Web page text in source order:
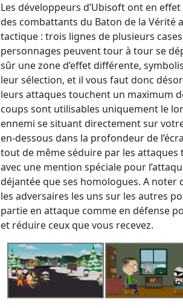
Les développeurs d’Ubisoft ont en
des combattants du Baton de la Vérité
tactique : trois lignes de plusieurs
personnages peuvent tour à tour se
sûr une zone d’effet différente,
leur sélection, et il vous faut donc
leurs attaques touchent un maximum
coups sont utilisables uniquement le
ennemi se situant directement sur
en-dessous dans la profondeur de
tout de même séduire par les
avec une mention spéciale pour
déjantée que ses homologues. A
les adversaires les uns sur les autres
partie en attaque comme en défense
et réduire ceux que vous recevez.